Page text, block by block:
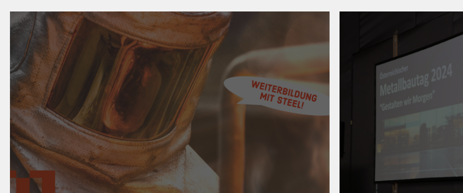
24. April 2024
wîse up - Fachwissen zum Lehrberuf
Metalltechnik an einem Ort!